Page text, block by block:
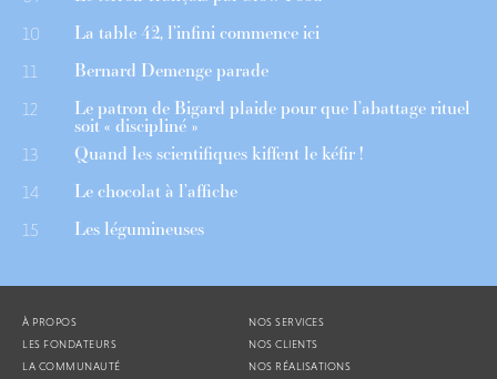
10 La table 42, l’infini commence ici
11 Bernard Demenge parade
12 Le patron de Bigard plaide pour que l’abattage rituel
soit « discipliné »
13 Quand les scientifiques kiffent le kéfir !
14 Le chocolat à l’affiche
15 Les légumineuses
À PROPOS
LES FONDATEURS
LA COMMUNAUTÉ
NOS SERVICES
NOS CLIENTS
NOS RÉALISATIONS